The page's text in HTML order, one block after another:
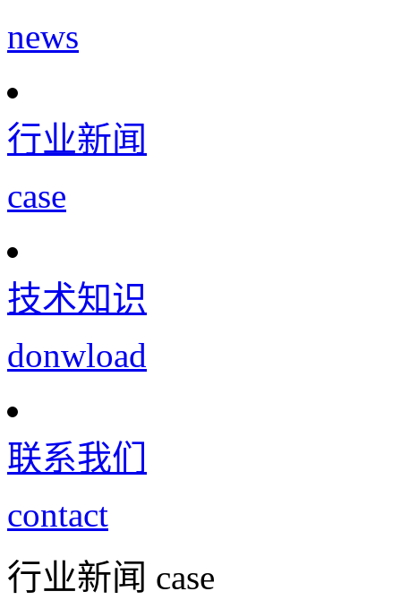
news
行业新闻
case
技术知识
donwload
联系我们
contact
行业新闻 case